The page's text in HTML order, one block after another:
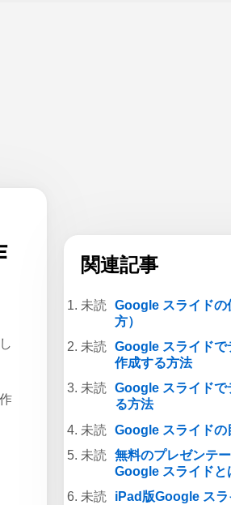
関連記事
Google スライドの
方）
Google スライドで
作成する方法
Google スライドで
る方法
Google スライドの
無料のプレゼンテ
Google スライドと
iPad版Google スラ